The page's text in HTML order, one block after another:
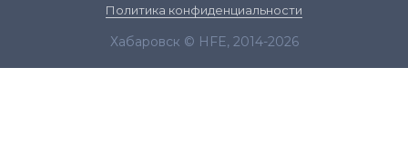
Политика конфиденциальности
Хабаровск © HFE, 2014-2026